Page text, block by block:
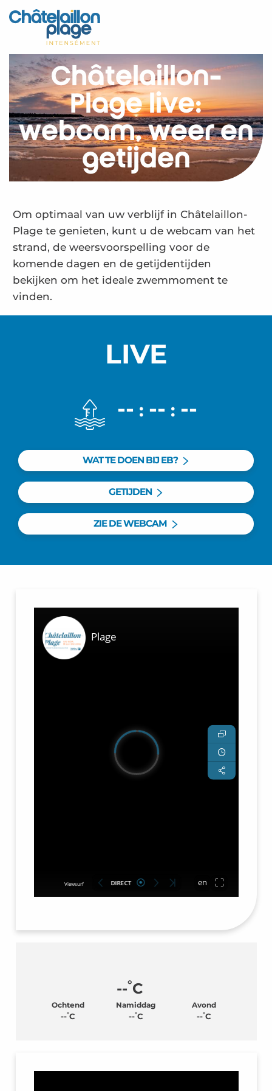
Aller
au
principal
Home – NL
Ontdek
Activiteiten
Leven
Afspraken
Uw verblijf - NL
Châtelaillon-Plage live – NL
Châtelaillon-
Plage live:
webcam, weer en
getijden
Om optimaal van uw verblijf in Châtelaillon-
Plage te genieten, kunt u de webcam van het
strand, de weersvoorspelling voor de
komende dagen en de getijdentijden
bekijken om het ideale zwemmoment te
vinden.
LIVE
-- : -- : --
WAT TE DOEN BIJ EB?
GETIJDEN
ZIE DE WEBCAM
--°C
Ochtend
--°C
Namiddag
--°C
Avond
--°C